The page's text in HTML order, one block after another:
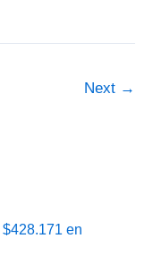
Next →
en